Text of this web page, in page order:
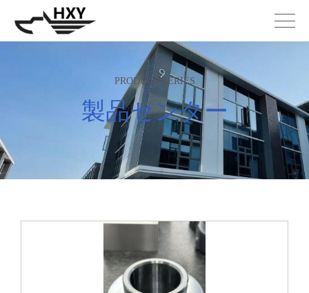
PRODUCT SERIES
製品センター